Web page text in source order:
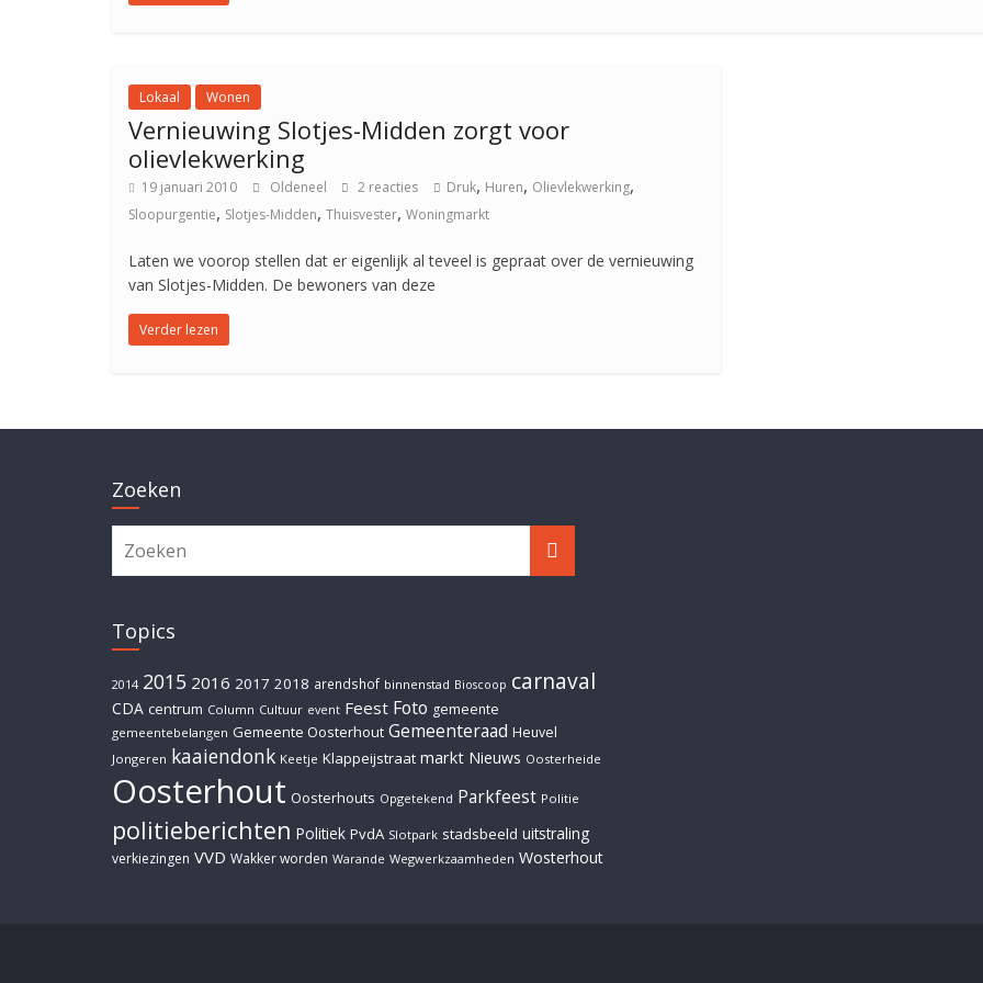
Lokaal Wonen
Vernieuwing Slotjes-Midden zorgt voor
olievlekwerking
19 januari 2010 Oldeneel 2 reacties Druk, Huren, Olievlekwerking,
Sloopurgentie, Slotjes-Midden, Thuisvester, Woningmarkt
Laten we voorop stellen dat er eigenlijk al teveel is gepraat over de vernieuwing
van Slotjes-Midden. De bewoners van deze
Verder lezen
Zoeken
Topics
2014 2015 2016 2017 2018 arendshof binnenstad Bioscoop carnaval
CDA centrum Column Cultuur event Feest Foto gemeente
gemeentebelangen Gemeente Oosterhout Gemeenteraad Heuvel
Jongeren kaaiendonk Keetje Klappeijstraat markt Nieuws Oosterheide
Oosterhout Oosterhouts Opgetekend Parkfeest Politie
politieberichten Politiek PvdA Slotpark stadsbeeld uitstraling
verkiezingen VVD Wakker worden Warande Wegwerkzaamheden Wosterhout